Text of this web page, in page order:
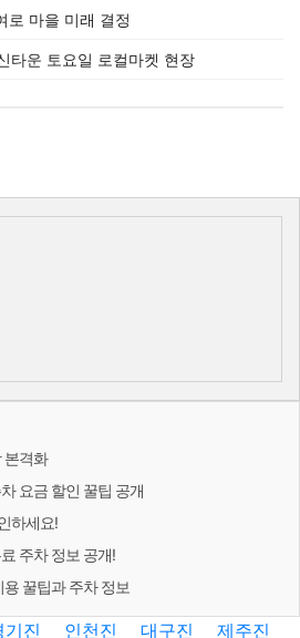
로 마을 미래 결정
타운 토요일 로컬마켓 현장
본격화
요금 할인 꿀팁 공개
하세요!
주차 정보 공개!
꿀팁과 주차 정보
기진 인천진 대구진 제주진